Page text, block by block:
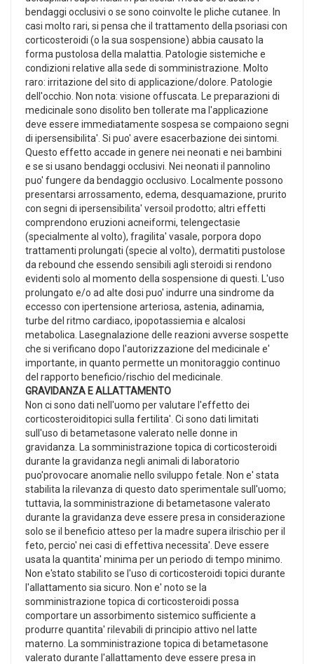
bendaggi occlusivi o se sono coinvolte le pliche cutanee. In
casi molto rari, si pensa che il trattamento della psoriasi con
corticosteroidi (o la sua sospensione) abbia causato la
forma pustolosa della malattia. Patologie sistemiche e
condizioni relative alla sede di somministrazione. Molto
raro: irritazione del sito di applicazione/dolore. Patologie
dell'occhio. Non nota: visione offuscata. Le preparazioni di
medicinale sono disolito ben tollerate ma l'applicazione
deve essere immediatamente sospesa se compaiono segni
di ipersensibilita'. Si puo' avere esacerbazione dei sintomi.
Questo effetto accade in genere nei neonati e nei bambini
e se si usano bendaggi occlusivi. Nei neonati il pannolino
puo' fungere da bendaggio occlusivo. Localmente possono
presentarsi arrossamento, edema, desquamazione, prurito
con segni di ipersensibilita' versoil prodotto; altri effetti
comprendono eruzioni acneiformi, telengectasie
(specialmente al volto), fragilita' vasale, porpora dopo
trattamenti prolungati (specie al volto), dermatiti pustolose
da rebound che essendo sensibili agli steroidi si rendono
evidenti solo al momento della sospensione di questi. L'uso
prolungato e/o ad alte dosi puo' indurre una sindrome da
eccesso con ipertensione arteriosa, astenia, adinamia,
turbe del ritmo cardiaco, ipopotassiemia e alcalosi
metabolica. Lasegnalazione delle reazioni avverse sospette
che si verificano dopo l'autorizzazione del medicinale e'
importante, in quanto permette un monitoraggio continuo
del rapporto beneficio/rischio del medicinale.
GRAVIDANZA E ALLATTAMENTO
Non ci sono dati nell'uomo per valutare l'effetto dei
corticosteroiditopici sulla fertilita'. Ci sono dati limitati
sull'uso di betametasone valerato nelle donne in
gravidanza. La somministrazione topica di corticosteroidi
durante la gravidanza negli animali di laboratorio
puo'provocare anomalie nello sviluppo fetale. Non e' stata
stabilita la rilevanza di questo dato sperimentale sull'uomo;
tuttavia, la somministrazione di betametasone valerato
durante la gravidanza deve essere presa in considerazione
solo se il beneficio atteso per la madre supera ilrischio per il
feto, percio' nei casi di effettiva necessita'. Deve essere
usata la quantita' minima per un periodo di tempo minimo.
Non e'stato stabilito se l'uso di corticosteroidi topici durante
l'allattamento sia sicuro. Non e' noto se la
somministrazione topica di corticosteroidi possa
comportare un assorbimento sistemico sufficiente a
produrre quantita' rilevabili di principio attivo nel latte
materno. La somministrazione topica di betametasone
valerato durante l'allattamento deve essere presa in